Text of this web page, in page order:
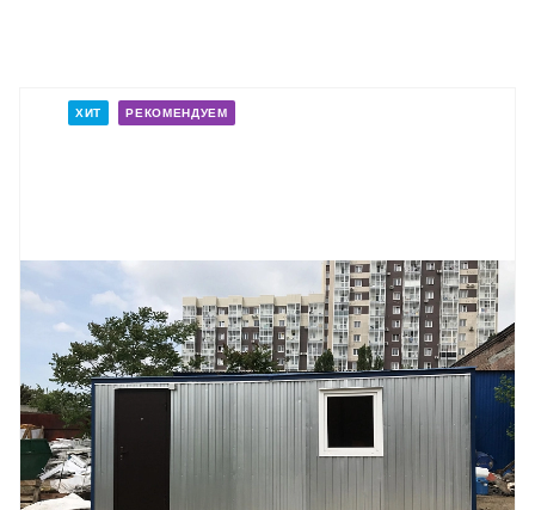
ХИТ РЕКОМЕНДУЕМ